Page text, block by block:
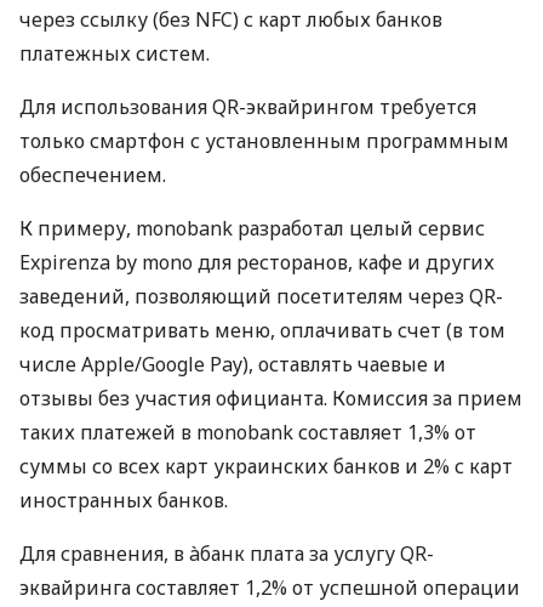
через ссылку (без NFC) с карт любых банков
платежных систем.
Для использования QR-эквайрингом требуется
только смартфон с установленным программным
обеспечением.
К примеру, monobank разработал целый сервис
Expirenza by mono для ресторанов, кафе и других
заведений, позволяющий посетителям через QR-
код просматривать меню, оплачивать счет (в том
числе Apple/Google Pay), оставлять чаевые и
отзывы без участия официанта. Комиссия за прием
таких платежей в monobank составляет 1,3% от
суммы со всех карт украинских банков и 2% с карт
иностранных банков.
Для сравнения, в àбанк плата за услугу QR-
эквайринга составляет 1,2% от успешной операции